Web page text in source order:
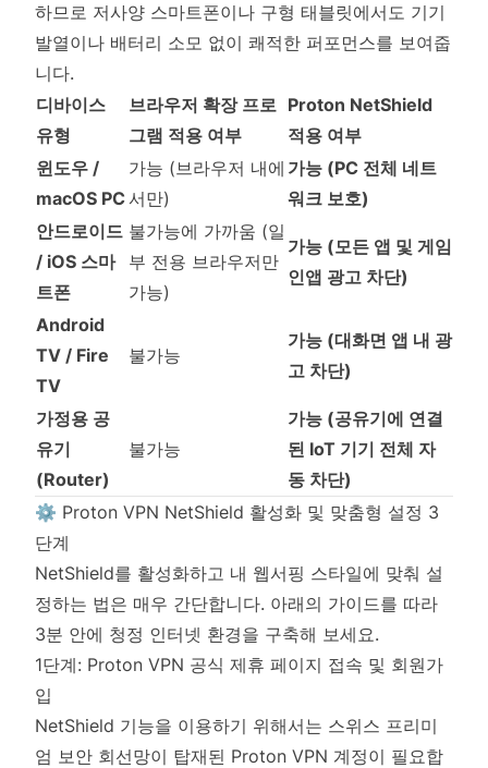
하므로 저사양 스마트폰이나 구형 태블릿에서도 기기
발열이나 배터리 소모 없이 쾌적한 퍼포먼스를 보여줍
니다.
디바이스
유형
브라우저 확장 프로
그램 적용 여부
Proton NetShield
적용 여부
윈도우 /
macOS PC
가능 (브라우저 내에
서만)
가능 (PC 전체 네트
워크 보호)
안드로이드
/ iOS 스마
트폰
불가능에 가까움 (일
부 전용 브라우저만
가능)
가능 (모든 앱 및 게임
인앱 광고 차단)
Android
TV / Fire
TV
불가능
가능 (대화면 앱 내 광
고 차단)
가정용 공
유기
(Router)
불가능
가능 (공유기에 연결
된 IoT 기기 전체 자
동 차단)
⚙️ Proton VPN NetShield 활성화 및 맞춤형 설정 3
단계
NetShield를 활성화하고 내 웹서핑 스타일에 맞춰 설
정하는 법은 매우 간단합니다. 아래의 가이드를 따라
3분 안에 청정 인터넷 환경을 구축해 보세요.
1단계: Proton VPN 공식 제휴 페이지 접속 및 회원가
입
NetShield 기능을 이용하기 위해서는 스위스 프리미
엄 보안 회선망이 탑재된 Proton VPN 계정이 필요합